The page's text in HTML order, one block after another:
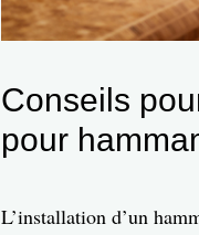
Conseils
pour
L’installation d’un